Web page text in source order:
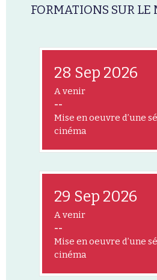
FORMATIONS SUR LE
28 Sep 2026
A venir
--
Mise en oeuvre d’une
cinéma
29 Sep 2026
A venir
--
Mise en oeuvre d’une
cinéma